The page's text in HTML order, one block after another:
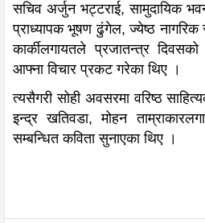
सचिव अर्जुन भट्टराई, सामुदायिक
प्राध्यापक भूषण ढुंगेल, ज्येष्ठ नागरिक
कार्कीलगायतले प्रजातन्त्र
आफ्ना विचार प्रकट गरेका थिए ।
त्यसैगरी सोही अवसरमा वरिष्ठ
इन्द्र खतिवडा, मोहन
सम्बन्धित कविता सुनाएका थिए ।